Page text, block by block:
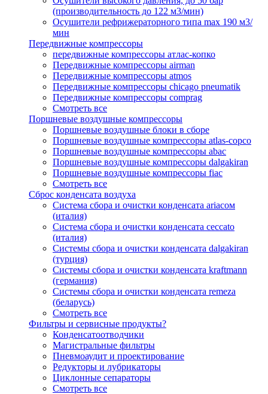
(производительность до 122 м3/мин)
Осушители рефрижераторного типа max 190 м3/
мин
Передвижные компрессоры
передвижные компрессоры атлас-копко
Передвижные компрессоры airman
Передвижные компрессоры atmos
Передвижные компрессоры chicago pneumatik
Передвижные компрессоры comprag
Смотреть все
Поршневые воздушные компрессоры
Поршневые воздушные блоки в сборе
Поршневые воздушные компрессоры atlas-copco
Поршневые воздушные компрессоры abac
Поршневые воздушные компрессоры dalgakiran
Поршневые воздушные компрессоры fiac
Смотреть все
Сброс конденсата воздуха
Система сбора и очистки конденсата ariacом
(италия)
Система сбора и очистки конденсата ceccato
(италия)
Системы сбора и очистки конденсата dalgakiran
(турция)
Системы сбора и очистки конденсата kraftmann
(германия)
Системы сбора и очистки конденсата remeza
(беларусь)
Смотреть все
Фильтры и сервисные продукты?
Конденсатоотводчики
Магистральные фильтры
Пневмоаудит и проектирование
Редукторы и лубрикаторы
Циклонные сепараторы
Смотреть все